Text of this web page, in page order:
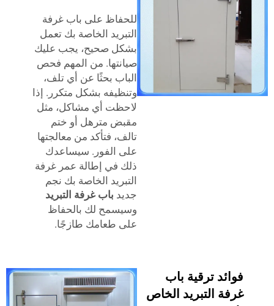
للحفاظ على باب غرفة
التبريد الخاصة بك تعمل
بشكل صحيح، يجب عليك
صيانتها. من المهم فحص
الباب بحثًا عن أي تلف،
وتنظيفه بشكل متكرر. إذا
لاحظت أي مشاكل، مثل
مقبض مترهل أو ختم
تالف، فتأكد من معالجتها
على الفور. سيساعدك
ذلك في إطالة عمر غرفة
التبريد الخاصة بك نجم
باب غرفة التبريد
وسيسمح لك بالحفاظ
على طعامك طازجًا.
ترقية باب
التبريد الخاص